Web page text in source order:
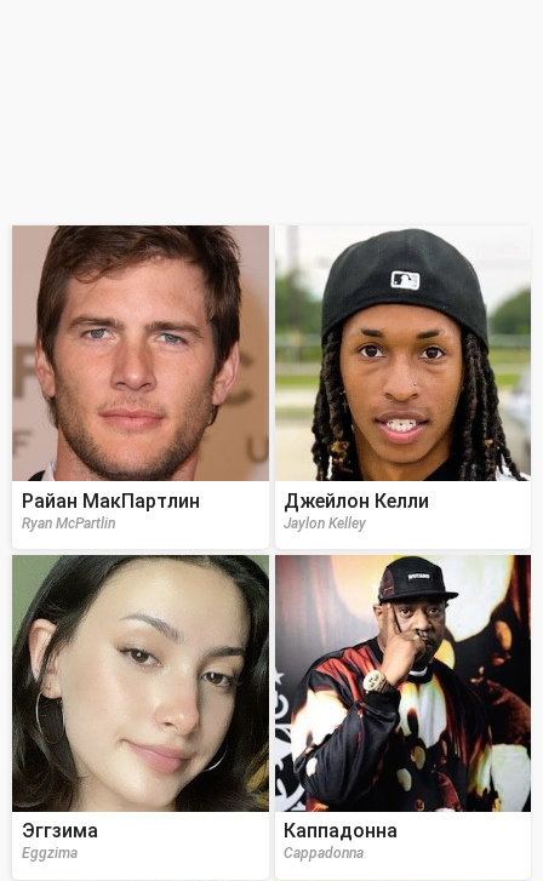
Райан МакПартлин
Ryan McPartlin
Джейлон Келли
Jaylon Kelley
Эггзима
Eggzima
Каппадонна
Cappadonna